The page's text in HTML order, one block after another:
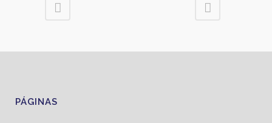
PÁGINAS